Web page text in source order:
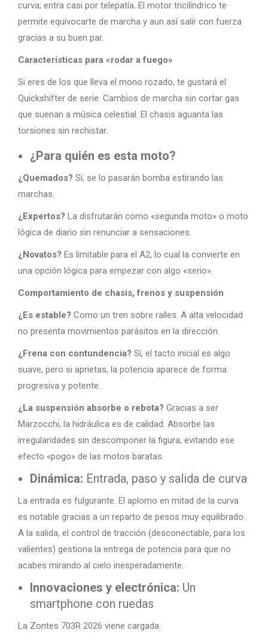
curva; entra casi por telepatía. El motor tricilíndrico te
permite equivocarte de marcha y aun así salir con fuerza
gracias a su buen par.
Características para «rodar a fuego»
Si eres de los que lleva el mono rozado, te gustará el
Quickshifter de serie. Cambios de marcha sin cortar gas
que suenan a música celestial. El chasis aguanta las
torsiones sin rechistar.
¿Para quién es esta moto?
¿Quemados? Sí, se lo pasarán bomba estirando las
marchas.
¿Expertos? La disfrutarán como «segunda moto» o moto
lógica de diario sin renunciar a sensaciones.
¿Novatos? Es limitable para el A2, lo cual la convierte en
una opción lógica para empezar con algo «serio».
Comportamiento de chasis, frenos y suspensión
¿Es estable? Como un tren sobre raíles. A alta velocidad
no presenta movimientos parásitos en la dirección.
¿Frena con contundencia? Sí, el tacto inicial es algo
suave, pero si aprietas, la potencia aparece de forma
progresiva y potente.
¿La suspensión absorbe o rebota? Gracias a ser
Marzocchi, la hidráulica es de calidad. Absorbe las
irregularidades sin descomponer la figura, evitando ese
efecto «pogo» de las motos baratas.
Dinámica: Entrada, paso y salida de curva
La entrada es fulgurante. El aplomo en mitad de la curva
es notable gracias a un reparto de pesos muy equilibrado.
A la salida, el control de tracción (desconectable, para los
valientes) gestiona la entrega de potencia para que no
acabes mirando al cielo inesperadamente.
Innovaciones y electrónica: Un
smartphone con ruedas
La Zontes 703R 2026 viene cargada: